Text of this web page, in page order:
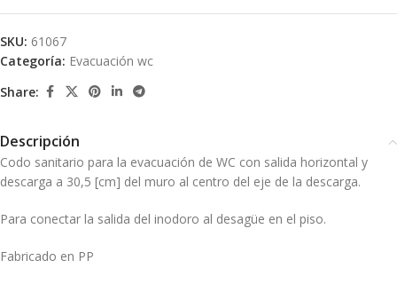
SKU: 61067
Categoría: Evacuación wc
Share:
Descripción
Codo sanitario para la evacuación de WC con salida horizontal y
descarga a 30,5 [cm] del muro al centro del eje de la descarga.
Para conectar la salida del inodoro al desagüe en el piso.
Fabricado en PP